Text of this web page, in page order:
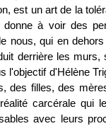
est un art de la
donne à voir des
nous, qui en
derrière les
l'objectif d'Hélène
des filles, des
carcérale qui
avec leurs